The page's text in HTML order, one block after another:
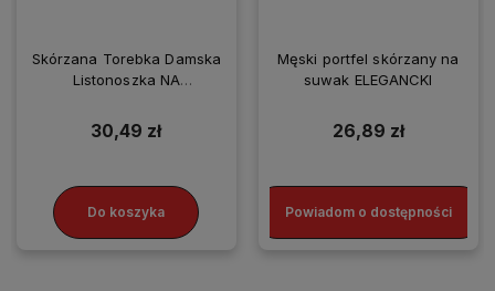
Skórzana Torebka Damska
Listonoszka NA
30,49 zł
Do koszyka
Męski portfel skórzany na
suwak ELEGANCKI
26,89 zł
Powiadom o dostępności